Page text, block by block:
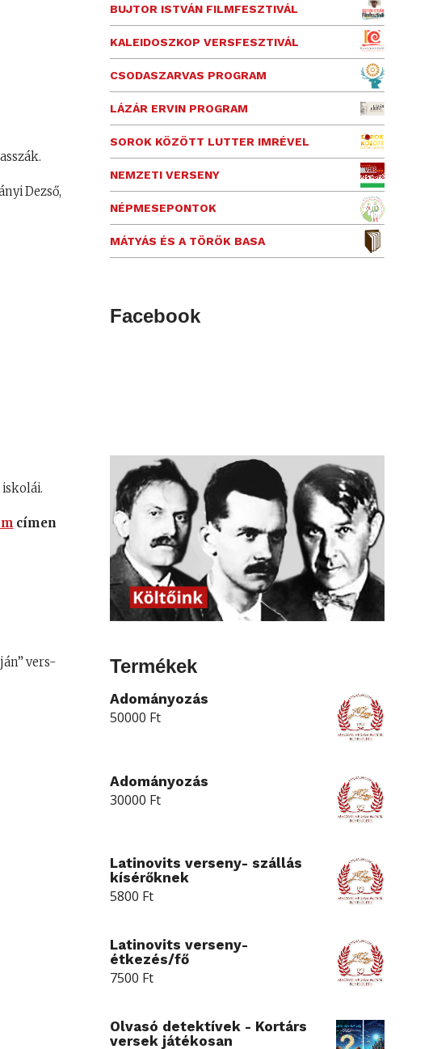
Dezső,
címen
vers-
BUJTOR ISTVÁN FILMFESZTIVÁL
KALEIDOSZKOP VERSFESZTIVÁL
CSODASZARVAS PROGRAM
LÁZÁR ERVIN PROGRAM
SOROK KÖZÖTT LUTTER IMRÉVEL
NEMZETI VERSENY
NÉPMESEPONTOK
MÁTYÁS ÉS A TÖRÖK BASA
Facebook
Termékek
Adományozás
50000 Ft
Adományozás
30000 Ft
Latinovits verseny- szállás
kísérőknek
5800 Ft
Latinovits verseny-
étkezés/fő
7500 Ft
Olvasó detektívek - Kortárs
versek játékosan